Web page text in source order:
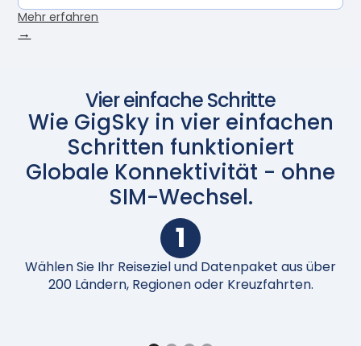
Mehr erfahren
→
Vier einfache Schritte
Wie GigSky in vier einfachen
Schritten funktioniert
Globale Konnektivität - ohne
SIM-Wechsel.
1
Wählen Sie Ihr Reiseziel und Datenpaket aus über
200 Ländern, Regionen oder Kreuzfahrten.